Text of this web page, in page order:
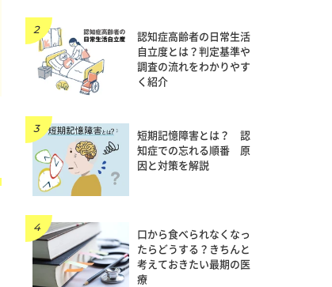
認知症高齢者の日常生活
自立度とは？判定基準や
調査の流れをわかりやす
く紹介
短期記憶障害とは？ 認
知症での忘れる順番 原
因と対策を解説
口から食べられなくなっ
たらどうする？きちんと
考えておきたい最期の医
療